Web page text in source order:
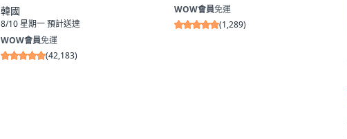
韓國
8/10 星期一預計送達
WOW會員免運
(42,183)
WOW會員免運
(1,289)